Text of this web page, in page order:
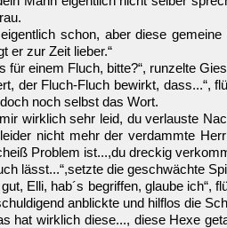
schon, aber diese
er zur Zeit lieber.“
für einem Fluch, bitte?“, runzelte
der Fluch-Fluch bewirkt, dass...“,
noch selbst das Wort.
wirklich sehr leid, du verlauste
nicht mehr der verdammte
Problem ist...,du dreckig
lässt...“,setzte die geschwächte
gut, Elli, hab´s begriffen, glaube ich“,
anblickte und hilflos die
hat wirklich diese..., diese Hexe